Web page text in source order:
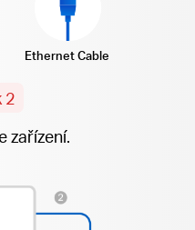
Ethernet Cable
2
zařízení.